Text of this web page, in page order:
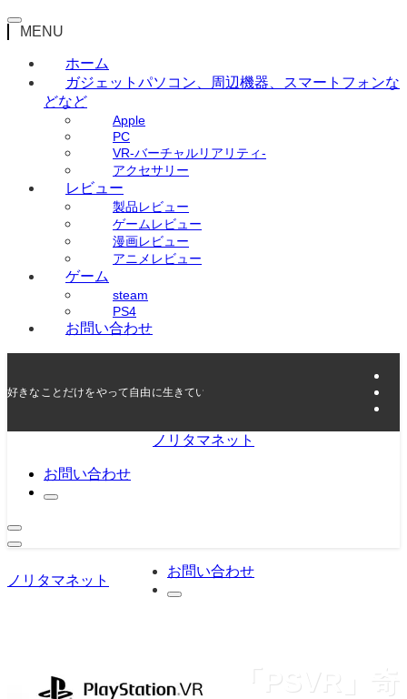
MENU
ホーム
ガジェット パソコン、周辺機器、スマートフォンな
どなど
Apple
PC
VR-バーチャルリアリティ-
アクセサリー
レビュー
製品レビュー
ゲームレビュー
漫画レビュー
アニメレビュー
ゲーム
steam
PS4
お問い合わせ
好きなことだけをやって自由に生きていく
ノリタマネット
お問い合わせ
ノリタマネット
お問い合わせ
「PSVR」奇